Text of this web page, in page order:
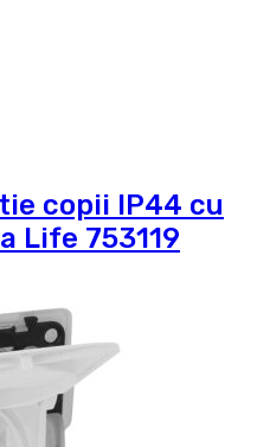
copii IP44 cu
Life 753119